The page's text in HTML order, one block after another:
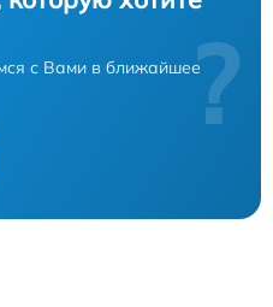
с Вами в ближайшее?